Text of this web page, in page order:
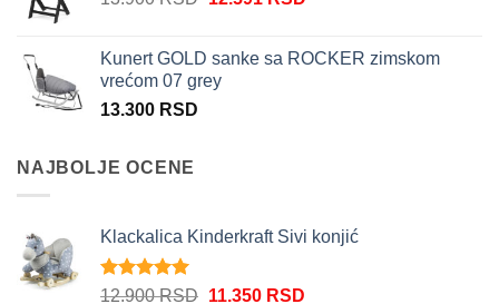
bila:
13.900 RSD.
12.591 RSD.
Kunert GOLD sanke sa ROCKER zimskom
vrećom 07 grey
13.300 RSD
NAJBOLJE OCENE
Klackalica Kinderkraft Sivi konjić
Ocenjeno
12.900RSD Originalna
11.350 RSDTrenutna